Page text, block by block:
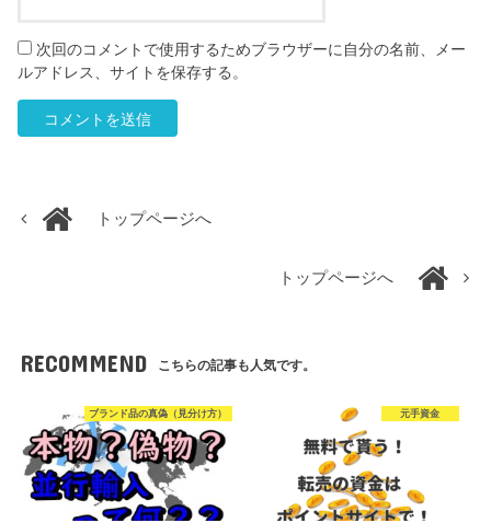
次回のコメントで使用するためブラウザーに自分の名前、メー
ルアドレス、サイトを保存する。
トップページへ
トップページへ
RECOMMEND こちらの記事も人気です。
ブランド品の真偽（見分け方） 元手資金